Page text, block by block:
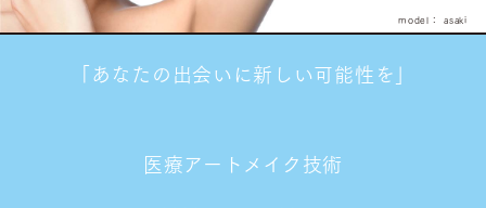
model： asaki
「あなたの出会いに新しい可能性を」
医療アートメイク技術